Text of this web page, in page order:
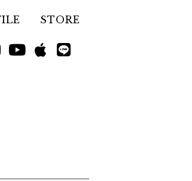
STORE